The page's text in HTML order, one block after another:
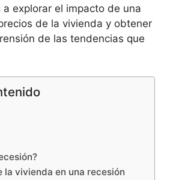
a explorar el impacto de una
de la vivienda y obtener
de las tendencias que
la vivienda en una recesión